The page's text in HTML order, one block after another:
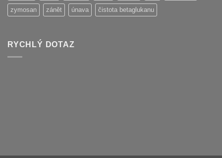
zymosan zánět únava čistota betaglukanu
RYCHLÝ DOTAZ